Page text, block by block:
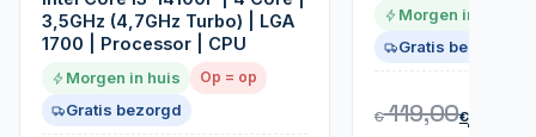
3,5GHz (4,7GHz Turbo) | LGA
1700 | Processor | CPU
Morgen in huis Op = op
Gratis bezorgd
Morgen in huis
Gratis bezorgd
€119,00€